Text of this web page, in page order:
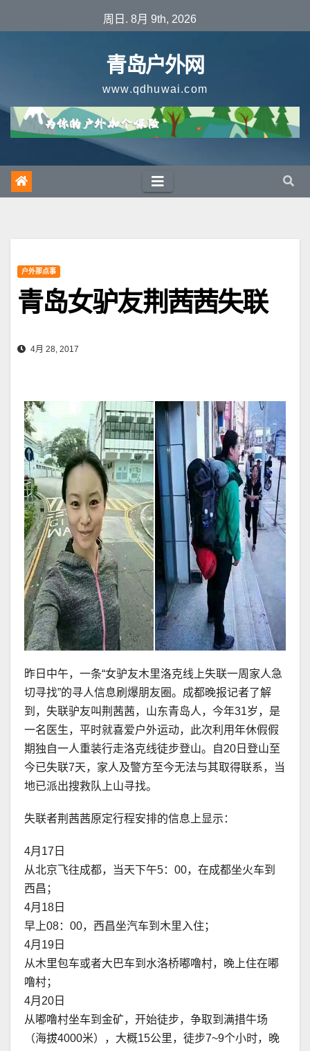
至
周日. 8月 9th, 2026
青岛户外网
www.qdhuwai.com
户外那点事
青岛女驴友荆茜茜失联
4月 28, 2017
昨日中午，一条“女驴友木里洛克线上失联一周家人急
切寻找”的寻人信息刷爆朋友圈。成都晚报记者了解
到，失联驴友叫荆茜茜，山东青岛人，今年31岁，是
一名医生，平时就喜爱户外运动，此次利用年休假假
期独自一人重装行走洛克线徒步登山。自20日登山至
今已失联7天，家人及警方至今无法与其取得联系，当
地已派出搜救队上山寻找。
失联者荆茜茜原定行程安排的信息上显示：
4月17日
从北京飞往成都，当天下午5：00，在成都坐火车到
西昌；
4月18日
早上08：00，西昌坐汽车到木里入住；
4月19日
从木里包车或者大巴车到水洛桥嘟噜村，晚上住在嘟
噜村；
4月20日
从嘟噜村坐车到金矿，开始徒步，争取到满措牛场
（海拔4000米），大概15公里，徒步7~9个小时，晚